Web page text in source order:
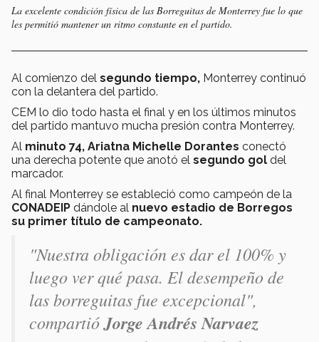
La excelente condición física de las Borreguitas de Monterrey fue lo que
les permitió mantener un ritmo constante en el partido.
Al comienzo del segundo tiempo, Monterrey continuó
con la delantera del partido.
CEM lo dio todo hasta el final y en los últimos minutos
del partido mantuvo mucha presión contra Monterrey.
Al minuto 74, Ariatna Michelle Dorantes conectó
una derecha potente que anotó el segundo gol del
marcador.
Al final Monterrey se estableció como campeón de la
CONADEIP dándole al nuevo estadio de Borregos
su primer título de campeonato.
"Nuestra obligación es dar el 100% y
luego ver qué pasa. El desempeño de
las borreguitas fue excepcional",
compartióJorge Andrés Narvaez